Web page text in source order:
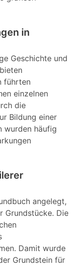
in
Geschichte und
führten
einzelnen
die
Bildung einer
wurden häufig
angelegt,
Grundstücke. Die
Damit wurde
Grundstein für